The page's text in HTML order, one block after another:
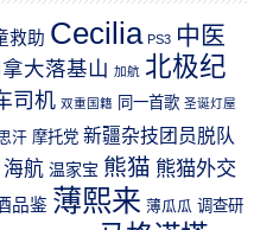
救助 Cecilia PS3 中医
大落基山 加航 北极纪
司机 双重国籍 同一首歌 圣诞灯屋
汗 摩托党 新疆杂技团员脱队
海航 温家宝 熊猫 熊猫外交
品鉴 薄熙来 薄瓜瓜 调查研